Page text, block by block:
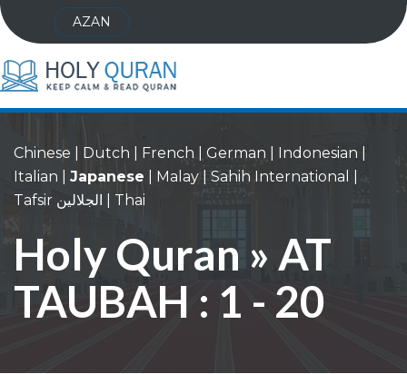
AZAN
Chinese Dutch French German Indonesian
Italian
Japanese Malay Sahih International
Tafsir الجلالين
Thai
Holy Quran » AT
TAUBAH : 1 - 20